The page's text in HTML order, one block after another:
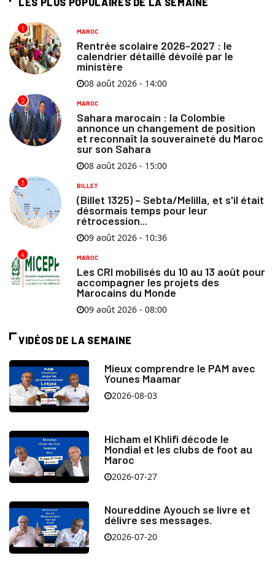
LES PLUS POPULAIRES DE LA SEMAINE
1 MAROC
Rentrée scolaire 2026-2027 : le
calendrier détaillé dévoilé par le
ministère
08 août 2026 - 14:00
2 MAROC
Sahara marocain : la Colombie
annonce un changement de position
et reconnaît la souveraineté du Maroc
sur son Sahara
08 août 2026 - 15:00
3 BILLET
(Billet 1325) – Sebta/Melilla, et s'il était
désormais temps pour leur
rétrocession...
09 août 2026 - 10:36
4 MAROC
Les CRI mobilisés du 10 au 13 août pour
accompagner les projets des
Marocains du Monde
09 août 2026 - 08:00
VIDÉOS DE LA SEMAINE
Mieux comprendre le PAM avec
Younes Maamar
2026-08-03
Hicham el Khlifi décode le
Mondial et les clubs de foot au
Maroc
2026-07-27
Noureddine Ayouch se livre et
délivre ses messages.
2026-07-20